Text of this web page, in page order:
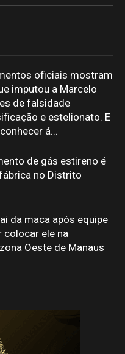
oficiais mostram
imputou a Marcelo
de falsidade
e estelionato. E
á...
de gás estireno é
no Distrito
da maca após equipe
colocar ele na
Oeste de Manaus